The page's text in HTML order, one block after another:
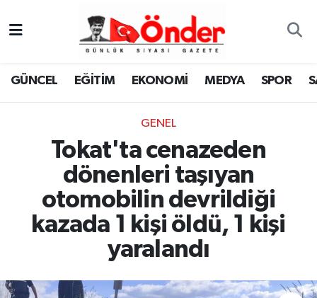
GÜNCEL EĞİTİM EKONOMİ MEDYA SPOR
GENEL
Tokat'ta cenazeden
dönenleri taşıyan
otomobilin devrildiği
kazada 1 kişi öldü, 1 kişi
yaralandı
GÜNCEL
MEDYA
SPOR
SAĞLIK
Zonguldak Nöbetçi Eczaneler
Zonguldak Namaz Vakitleri
Zonguldak Trafik Yoğunluk Haritası
TFF 3.Lig 4.Grup Puan Durumu ve Fikstür
Tüm Manşetler